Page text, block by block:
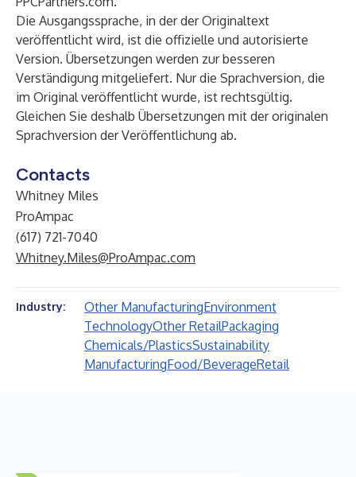
Die Ausgangssprache, in der der Originaltext
veröffentlicht wird, ist die offizielle und autorisierte
Version. Übersetzungen werden zur besseren
Verständigung mitgeliefert. Nur die Sprachversion, die
im Original veröffentlicht wurde, ist rechtsgültig.
Gleichen Sie deshalb Übersetzungen mit der originalen
Sprachversion der Veröffentlichung ab.
Contacts
Whitney Miles
ProAmpac
(617) 721-7040
Whitney.Miles@ProAmpac.com
Industry: Other ManufacturingEnvironment
TechnologyOther RetailPackaging
Chemicals/PlasticsSustainability
ManufacturingFood/BeverageRetail